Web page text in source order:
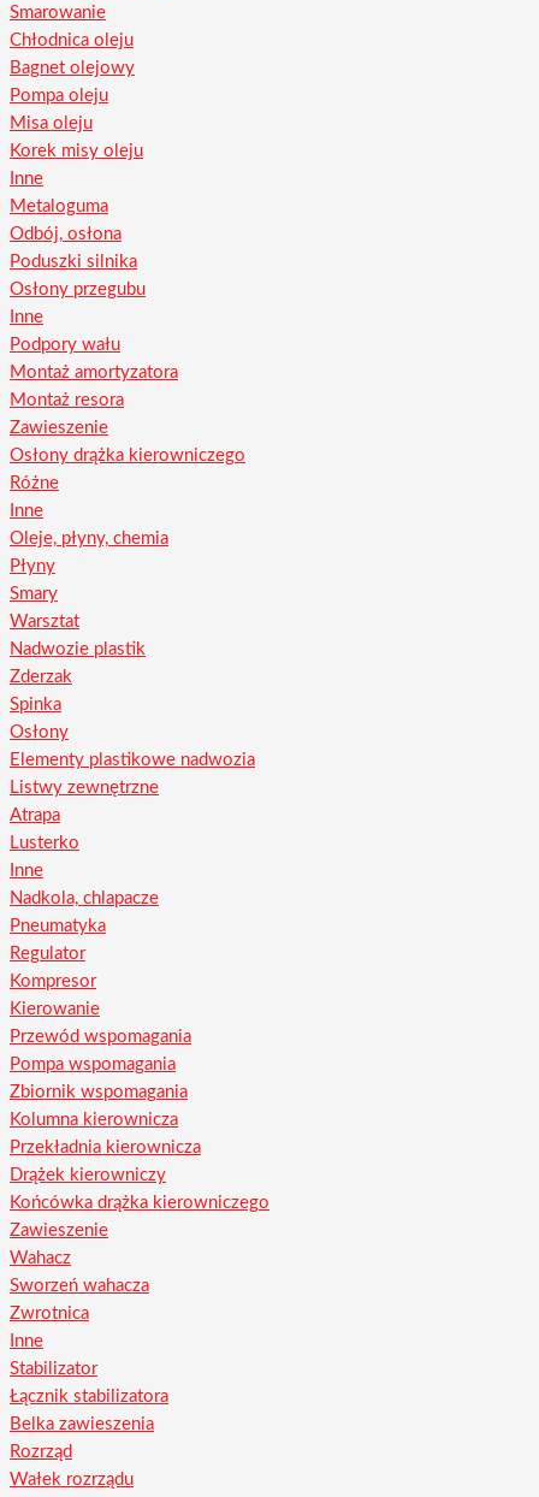
Smarowanie
Chłodnica oleju
Bagnet olejowy
Pompa oleju
Misa oleju
Korek misy oleju
Inne
Metaloguma
Odbój, osłona
Poduszki silnika
Osłony przegubu
Inne
Podpory wału
Montaż amortyzatora
Montaż resora
Zawieszenie
Osłony drążka kierowniczego
Różne
Inne
Oleje, płyny, chemia
Płyny
Smary
Warsztat
Nadwozie plastik
Zderzak
Spinka
Osłony
Elementy plastikowe nadwozia
Listwy zewnętrzne
Atrapa
Lusterko
Inne
Nadkola, chlapacze
Pneumatyka
Regulator
Kompresor
Kierowanie
Przewód wspomagania
Pompa wspomagania
Zbiornik wspomagania
Kolumna kierownicza
Przekładnia kierownicza
Drążek kierowniczy
Końcówka drążka kierowniczego
Zawieszenie
Wahacz
Sworzeń wahacza
Zwrotnica
Inne
Stabilizator
Łącznik stabilizatora
Belka zawieszenia
Rozrząd
Wałek rozrządu